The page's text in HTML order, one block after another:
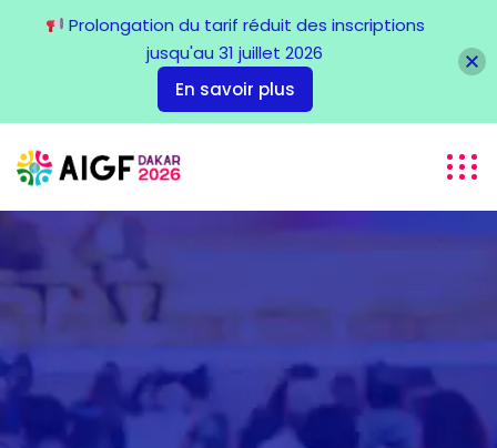
Prolongation du tarif réduit des inscriptions
jusqu'au 31 juillet 2026
En savoir plus